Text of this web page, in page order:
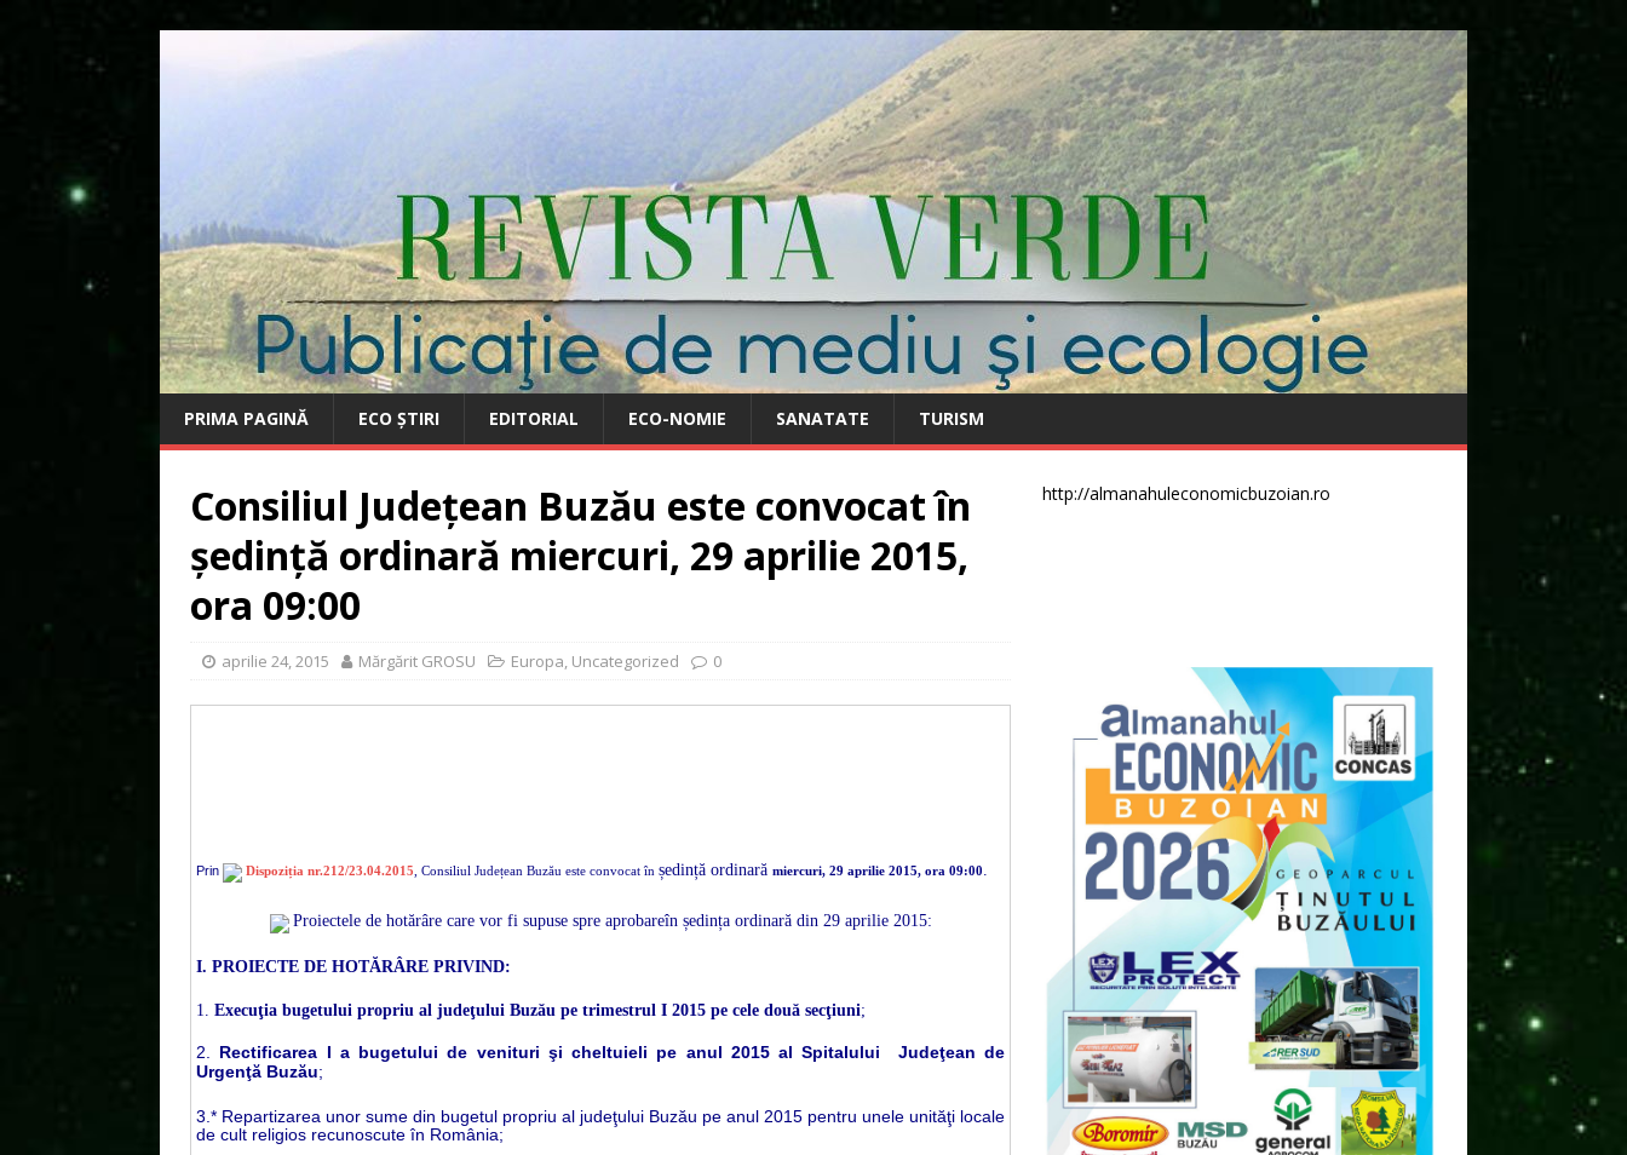
PRIMA PAGINĂ ECO ȘTIRI EDITORIAL ECO-NOMIE SANATATE TURISM
Consiliul Județean Buzău este convocat în
ședință ordinară miercuri, 29 aprilie 2015,
ora 09:00
aprilie 24, 2015 Mărgărit GROSU Europa, Uncategorized 0
Prin Dispoziția nr.212/23.04.2015 , Consiliul Județean Buzău este convocat în ședință ordinară miercuri, 29 aprilie 2015, ora 09:00.
Proiectele de hotărâre care vor fi supuse spre aprobareîn ședința ordinară din 29 aprilie 2015:
I. PROIECTE DE HOTĂRÂRE PRIVIND:
1. Execuţia bugetului propriu al judeţului Buzău pe trimestrul I 2015 pe cele două secţiuni;
2. Rectificarea I a bugetuluide venituri şi cheltuieli pe anul 2015 al Spitalului
Judeţean de
Urgenţă Buzău;
3.* Repartizarea unor sume din bugetul propriu al judeţului Buzău pe anul 2015 pentru unele unităţi locale
de cult religios recunoscute în România;
http://almanahuleconomicbuzoian.ro